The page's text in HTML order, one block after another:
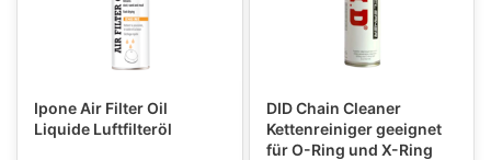
Ipone Air Filter Oil
Liquide Luftfilteröl
DID Chain Cleaner
Kettenreiniger geeignet
für O-Ring und X-Ring